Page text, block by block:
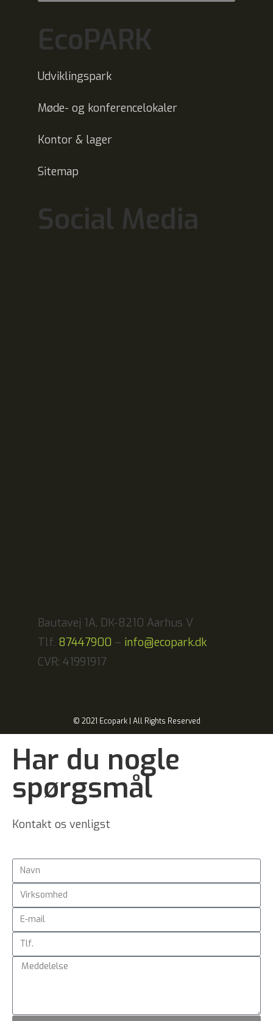
EcoPARK
Udviklingspark
Møde- og konferencelokaler
Kontor & lager
Sitemap
Social Media
Bautavej 1A, DK-8210 Aarhus V
Tlf. 87447900 – info@ecopark.dk
CVR: 41991917
© 2021 Ecopark | All Rights Reserved
Har du nogle
spørgsmål
Kontakt os venligst